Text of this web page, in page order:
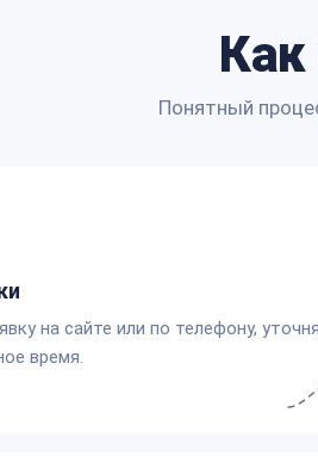
Понятный
на сайте или по телефону,
время.